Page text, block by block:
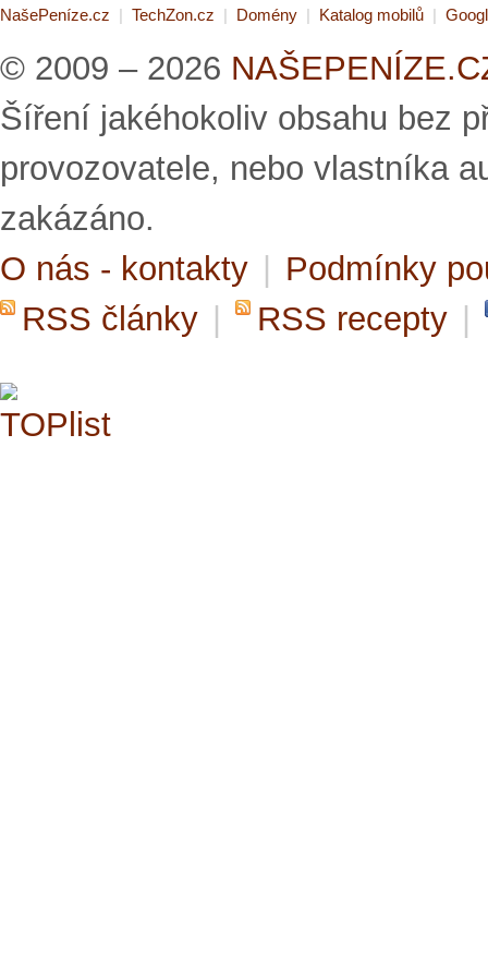
NašePeníze.cz | TechZon.cz | Domény | Katalog mobilů |
© 2009 – 2026
Šíření jakéhokoliv obsahu bez
provozovatele, nebo vlastníka
zakázáno.
O nás - kontakty
Podmínky
RSS články
RSS recepty